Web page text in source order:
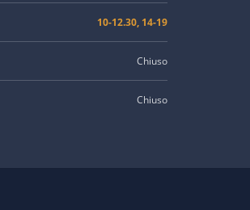
10-12.30, 14-19
Chiuso
Chiuso